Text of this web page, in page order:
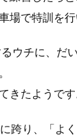
場で特訓を行
ウチに、だ
きたようです
跨り、「よ